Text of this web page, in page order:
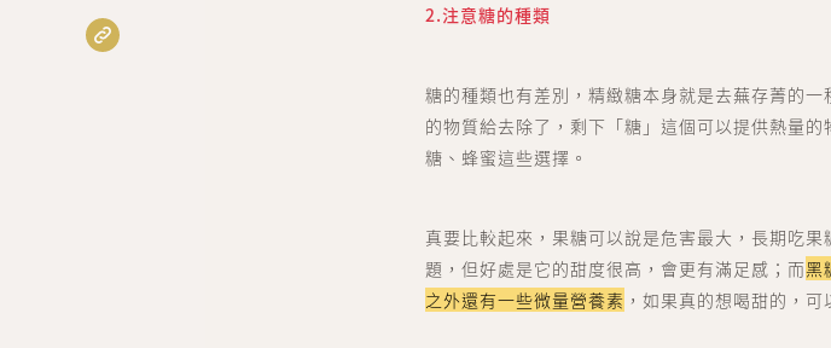
2.注意糖的種類
糖的種類也有差別，精緻糖本身就是去蕪存菁的
的物質給去除了，剩下「糖」這個可以提供熱量
糖、蜂蜜這些選擇。
真要比較起來，果糖可以說是危害最大，長期吃
題，但好處是它的甜度很高，會更有滿足感；而黑
之外還有一些微量營養素 ，如果真的想喝甜的，可